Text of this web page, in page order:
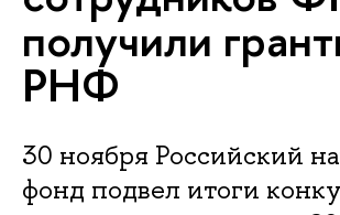
получили
РНФ
30 ноября Российский
фонд подвел итоги